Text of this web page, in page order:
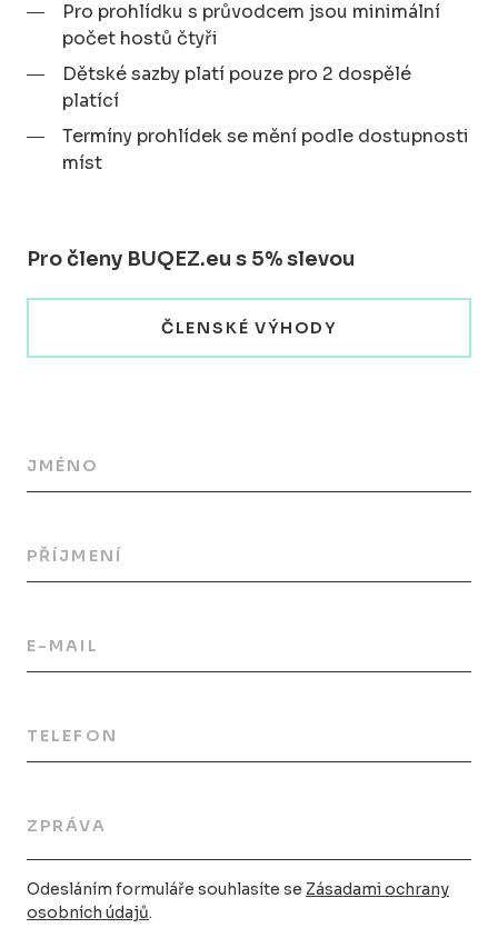
Pro prohlídku s průvodcem jsou minimální
počet hostů čtyři
Dětské sazby platí pouze pro 2 dospělé
platící
Termíny prohlídek se mění podle dostupnosti
míst
Pro členy BUQEZ.eu s 5% slevou
ČLENSKÉ VÝHODY
JMÉNO
PŘÍJMENÍ
E-MAIL
TELEFON
ZPRÁVA
Odesláním formuláře souhlasíte se Zásadami ochrany
osobních údajů.